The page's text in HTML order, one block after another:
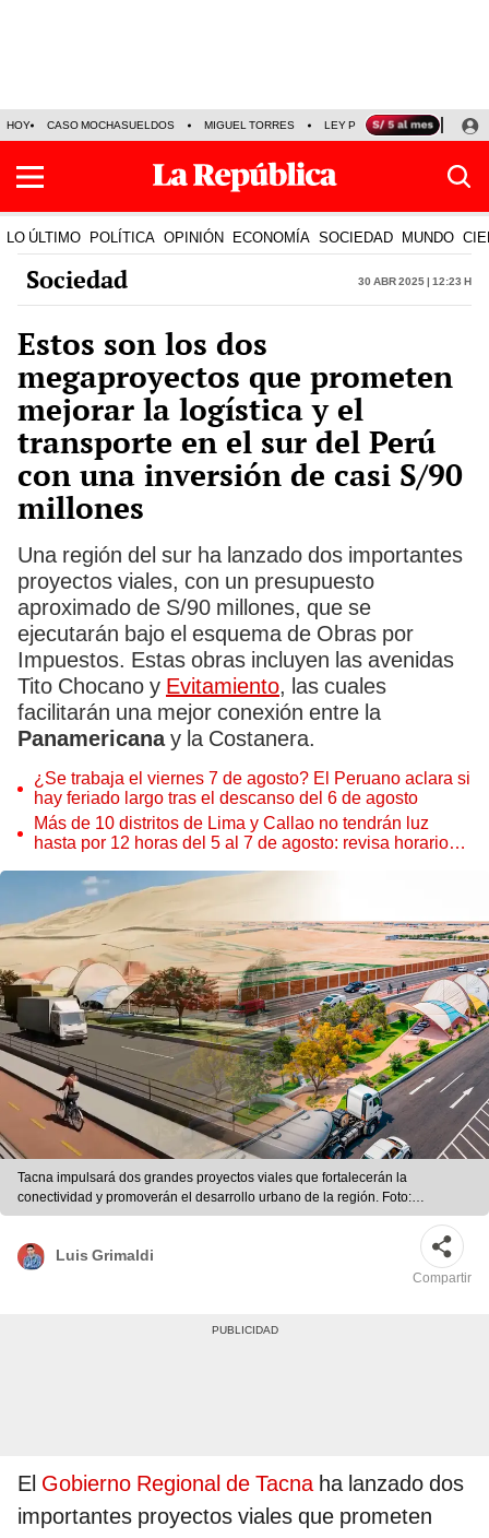
HOY CASO MOCHASUELDOS MIGUEL TORRES LEY PULPÍN PRECIO DEL
LO ÚLTIMO POLÍTICA OPINIÓN ECONOMÍA SOCIEDAD MUNDO
Sociedad 30 Abr 2025 | 12:23 h
Estos son los dos
megaproyectos que prometen
mejorar la logística y el
transporte en el sur del Perú
con una inversión de casi S/90
millones
Una región del sur ha lanzado dos importantes
proyectos viales, con un presupuesto
aproximado de S/90 millones, que se
ejecutarán bajo el esquema de Obras por
Impuestos. Estas obras incluyen las avenidas
Tito Chocano y Evitamiento, las cuales
facilitarán una mejor conexión entre la
Panamericanay la Costanera.
¿Se trabaja el viernes 7 de agosto? El Peruano aclara si
hay feriado largo tras el descanso del 6 de agosto
Más de 10 distritos de Lima y Callao no tendrán luz
hasta por 12 horas del 5 al 7 de agosto: revisa horarios y
Tacna impulsará dos grandes proyectos viales que fortalecerán la
conectividad y promoverán el desarrollo urbano de la región. Foto:
composición LR/Facebook
Luis Grimaldi
Compartir
El Gobierno Regional de Tacnaha lanzado dos
importantes proyectos viales que prometen